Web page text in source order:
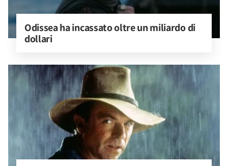
Odissea ha incassato oltre un miliardo di
dollari